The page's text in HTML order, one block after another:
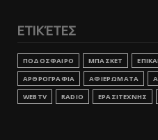
ΕΤΙΚΈΤΕΣ
ΠΟΔΟΣΦΑΙΡΟ ΜΠΑΣΚΕΤ
ΑΡΘΡΟΓΡΑΦΙΑ
ΑΦΙΕΡΩΜΑΤΑ
WEBTV
RADIO ΕΡΑΣΙΤΕΧΝΗΣ